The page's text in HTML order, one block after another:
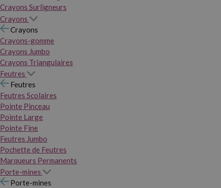
Crayons Surligneurs
Crayons
Crayons
Crayons-gomme
Crayons Jumbo
Crayons Triangulaires
Feutres
Feutres
Feutres Scolaires
Pointe Pinceau
Pointe Large
Pointe Fine
Feutres Jumbo
Pochette de Feutres
Marqueurs Permanents
Porte-mines
Porte-mines